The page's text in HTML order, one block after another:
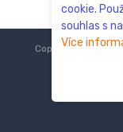
cookie.
souhlas s
Více
Copyright © 2018-